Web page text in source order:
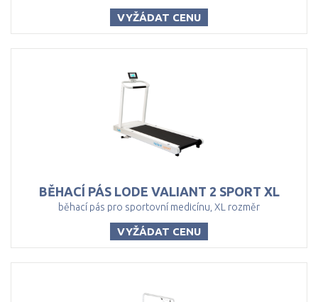
VYŽÁDAT CENU
BĚHACÍ PÁS LODE VALIANT 2 SPORT XL
běhací pás pro sportovní medicínu, XL rozměr
VYŽÁDAT CENU